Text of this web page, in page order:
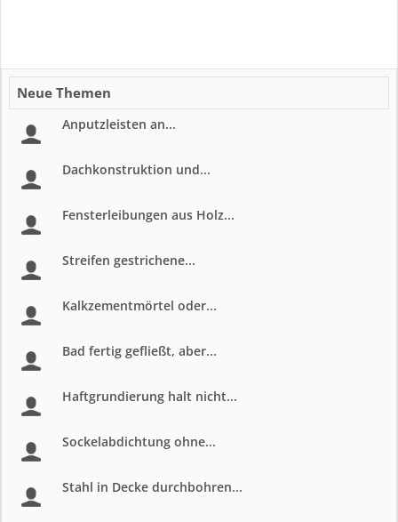
Neue Themen
Anputzleisten an...
Dachkonstruktion und...
Fensterleibungen aus Holz...
Streifen gestrichene...
Kalkzementmörtel oder...
Bad fertig gefließt, aber...
Haftgrundierung halt nicht...
Sockelabdichtung ohne...
Stahl in Decke durchbohren...